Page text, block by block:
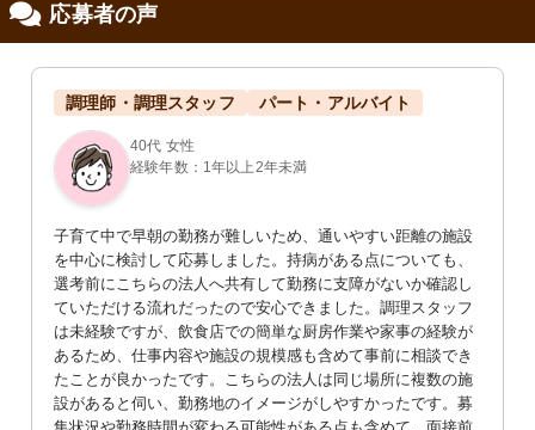
明るく設計された食事スペースは、彩
り鮮やかな椅子が活気を与えていま
広々とした明るいスペースで、対面式
のキッチンも備わっています。くつろ
リビング
広々とした空間で、窓から自然光が差
し込みます。落ち着いた雰囲気の中で
のんびり過ごせます。
食堂
自然光がたっぷり入る明るい共有スペ
ースです。リラックスしながら食事や
談笑を楽しめます。
応募者の声
調理師・調理スタッフ パート・アルバイト
40代 女性
経験年数：1年以上2年未満
子育て中で早朝の勤務が難しいため、通いやすい距離の施設
を中心に検討して応募しました。持病がある点についても、
選考前にこちらの法人へ共有して勤務に支障がないか確認し
ていただける流れだったので安心できました。調理スタッフ
は未経験ですが、飲食店での簡単な厨房作業や家事の経験が
あるため、仕事内容や施設の規模感も含めて事前に相談でき
たことが良かったです。こちらの法人は同じ場所に複数の施
設があると伺い、勤務地のイメージがしやすかったです。募